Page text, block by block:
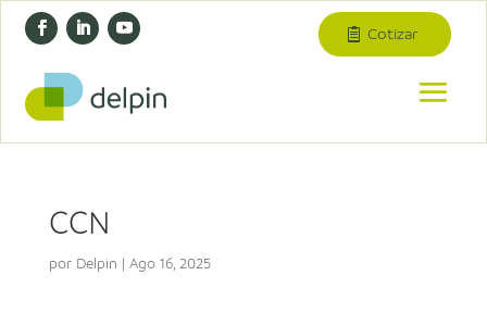
Cotizar
CCN
por Delpin | Ago 16, 2025